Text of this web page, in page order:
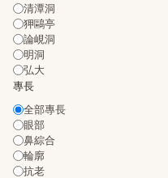
清潭洞
狎鷗亭
論峴洞
明洞
弘大
專長
全部專長
眼部
鼻綜合
輪廓
抗老